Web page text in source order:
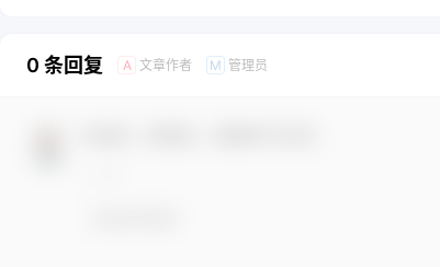
0 条回复 A 文章作者 M 管理员